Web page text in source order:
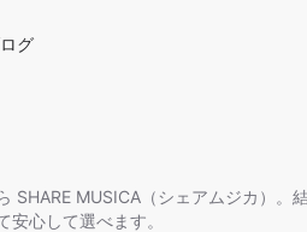
グ
SHARE MUSICA（シェアムジカ）
心して選べます。